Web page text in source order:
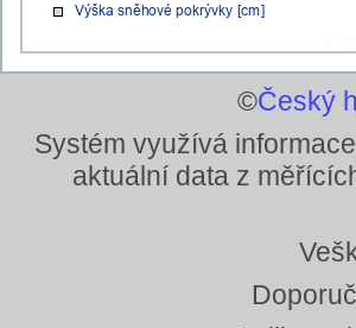
©Český
Systém využívá
aktuální data z